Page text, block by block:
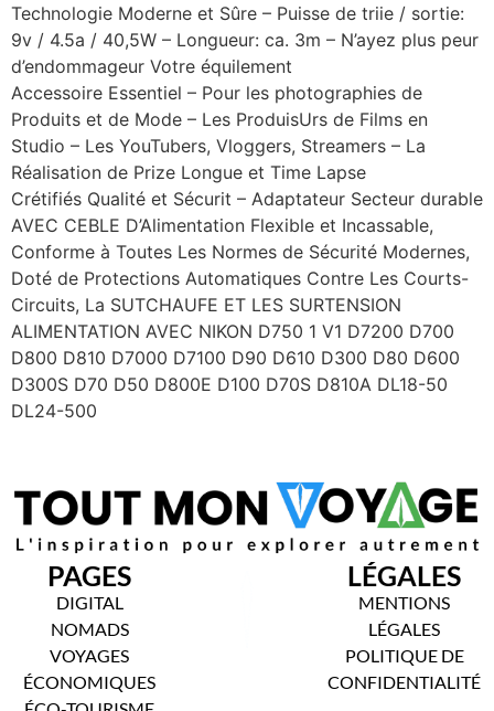
Technologie Moderne et Sûre – Puisse de triie / sortie:
9v / 4.5a / 40,5W – Longueur: ca. 3m – N’ayez plus peur
d’endommageur Votre équilement
Accessoire Essentiel – Pour les photographies de
Produits et de Mode – Les ProduisUrs de Films en
Studio – Les YouTubers, Vloggers, Streamers – La
Réalisation de Prize Longue et Time Lapse
Crétifiés Qualité et Sécurit – Adaptateur Secteur durable
AVEC CEBLE D’Alimentation Flexible et Incassable,
Conforme à Toutes Les Normes de Sécurité Modernes,
Doté de Protections Automatiques Contre Les Courts-
Circuits, La SUTCHAUFE ET LES SURTENSION
ALIMENTATION AVEC NIKON D750 1 V1 D7200 D700
D800 D810 D7000 D7100 D90 D610 D300 D80 D600
D300S D70 D50 D800E D100 D70S D810A DL18-50
DL24-500
PAGES
DIGITAL
NOMADS
VOYAGES
ÉCONOMIQUES
LÉGALES
MENTIONS
LÉGALES
POLITIQUE DE
CONFIDENTIALITÉ